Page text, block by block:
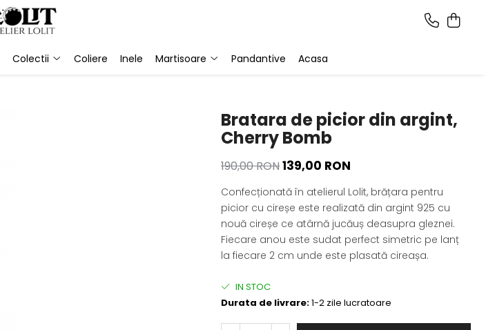
Colectii Coliere Inele Martisoare Pandantive Acasa
Bratara de picior din argint,
Cherry Bomb
190,00 RON139,00 RON
Confecționată în atelierul Lolit, brățara pentru
picior cu cireșe este realizată din argint 925 cu
nouă cireșe ce atârnă jucăuș deasupra gleznei.
Fiecare anou este sudat perfect simetric pe lanț
la fiecare 2 cm unde este plasată cireașa.
IN STOC
Durata de livrare:1-2 zile lucratoare